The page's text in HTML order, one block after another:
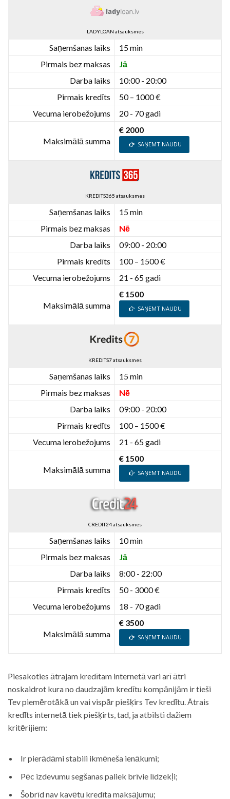
LADYLOAN atsauksmes
Saņemšanas laiks
15 min
Pirmais bez maksas
Jā
Darba laiks
10:00 - 20:00
Pirmais kredīts
50 – 1000 €
Vecuma ierobežojums
20 - 70 gadi
Maksimālā summa
€ 2000
SAŅEMT NAUDU
KREDITS365 atsauksmes
Saņemšanas laiks
15 min
Pirmais bez maksas
Nē
Darba laiks
09:00 - 20:00
Pirmais kredīts
100 – 1500 €
Vecuma ierobežojums
21 - 65 gadi
Maksimālā summa
€ 1500
SAŅEMT NAUDU
KREDITS7 atsauksmes
Saņemšanas laiks
15 min
Pirmais bez maksas
Nē
Darba laiks
09:00 - 20:00
Pirmais kredīts
100 – 1500 €
Vecuma ierobežojums
21 - 65 gadi
Maksimālā summa
€ 1500
SAŅEMT NAUDU
CREDIT24 atsauksmes
Saņemšanas laiks
10 min
Pirmais bez maksas
Jā
Darba laiks
8:00 - 22:00
Pirmais kredīts
50 - 3000 €
Vecuma ierobežojums
18 - 70 gadi
Maksimālā summa
€ 3500
SAŅEMT NAUDU
Piesakoties ātrajam kredītam internetā vari arī ātri
noskaidrot kura no daudzajām kredītu kompānijām ir tieši
Tev piemērotākā un vai vispār piešķirs Tev kredītu. Ātrais
kredīts internetā tiek piešķirts, tad, ja atbilsti dažiem
kritērijiem:
Ir pierādāmi stabili ikmēneša ienākumi;
Pēc izdevumu segšanas paliek brīvie līdzekļi;
Šobrīd nav kavētu kredīta maksājumu;